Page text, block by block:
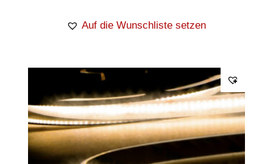
Auf die Wunschliste setzen